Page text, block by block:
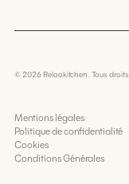
© 2026 Relookitchen. Tous droits
Développé parCodelius, Agence
Mentions légales
Politique de confidentialité
Cookies
Conditions Générales